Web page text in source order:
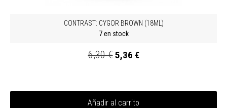
CONTRAST: CYGOR BROWN (18ML)
7 en stock
6,30 €5,36 €
Añadir al carrito